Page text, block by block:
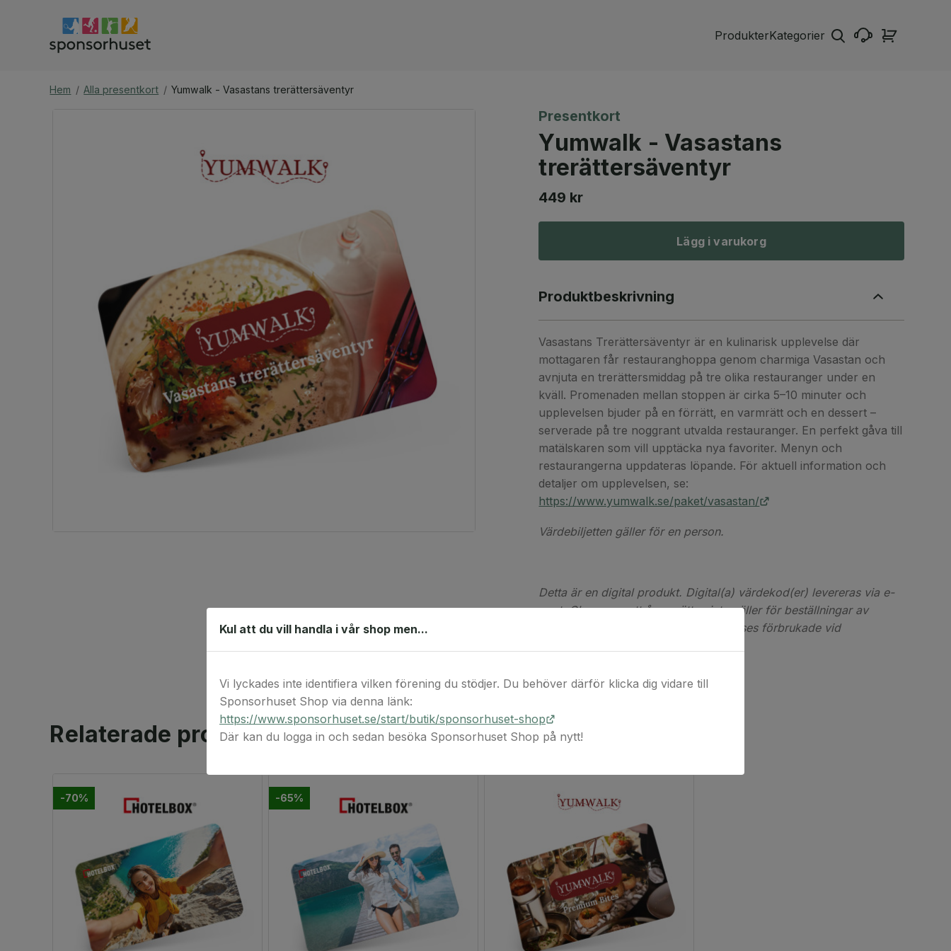
ProdukterKategorier
Hem / Alla presentkort / Yumwalk - Vasastans trerättersäventyr
Presentkort
Yumwalk - Vasastans
trerättersäventyr
449 kr
Lägg i varukorg
Produktbeskrivning
Vasastans Trerättersäventyr är en kulinarisk upplevelse där
mottagaren får restauranghoppa genom charmiga Vasastan och
avnjuta en trerättersmiddag på tre olika restauranger under en
kväll. Promenaden mellan stoppen är cirka 5–10 minuter och
upplevelsen bjuder på en förrätt, en varmrätt och en dessert –
serverade på tre noggrant utvalda restauranger. En perfekt gåva till
matälskaren som vill upptäcka nya favoriter. Menyn och
restaurangerna uppdateras löpande. För aktuell information och
detaljer om upplevelsen, se:
https://www.yumwalk.se/paket/vasastan/
Värdebiljetten gäller för en person.
Detta är en digital produkt. Digital(a) värdekod(er) levereras via e-
post. Observera att ångerrätten inte gäller för beställningar av
digital(a) värdekod(er) då koderna anses förbrukade vid
Relaterade produkter
-70% -65%
Kul att du vill handla i vår shop men...
Vi lyckades inte identifiera vilken förening du stödjer. Du behöver därför klicka dig vidare till
Sponsorhuset Shop via denna länk:
https://www.sponsorhuset.se/start/butik/sponsorhuset-shop
Där kan du logga in och sedan besöka Sponsorhuset Shop på nytt!